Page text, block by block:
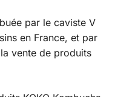
par le caviste V
en France, et par
vente de produits